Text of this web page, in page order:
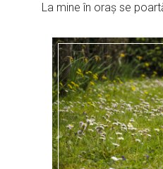
La mine în oraș se